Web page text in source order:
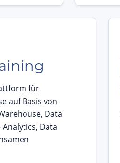
für
auf Basis von
Data
Analytics, Data